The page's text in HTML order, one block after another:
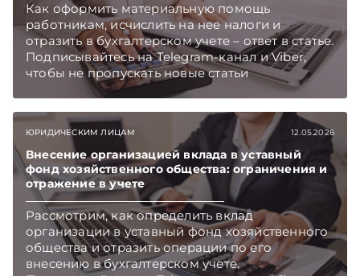
Как оформить материальную помощь
работникам, исчислить на нее налоги и
отразить в бухгалтерском учете – ответ в статье.
Подписывайтесь на Telegram‑канал и Viber,
чтобы не пропускать новые статьи
TelegramViber
ЮРИДИЧЕСКИМ ЛИЦАМ 12.05.2026
Внесение организацией вклада в уставный
фонд хозяйственного общества: ограничения и
отражение в учете
Рассмотрим, как определить вклад
организации в уставный фонд хозяйственного
общества и отразить операции по его
внесению в бухгалтерском учете.